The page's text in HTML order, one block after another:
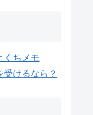
くちメモ
けるなら？